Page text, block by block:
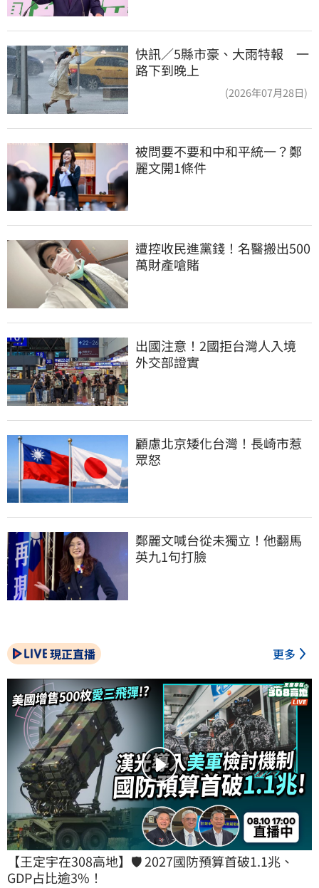
快訊／5縣市豪、大雨特報 一
路下到晚上
(2026年07月28日)
被問要不要和中和平統一？鄭
麗文開1條件
遭控收民進黨錢！名醫搬出500
萬財產嗆賭
出國注意！2國拒台灣人入境
外交部證實
顧慮北京矮化台灣！長崎市惹
眾怒
鄭麗文喊台從未獨立！他翻馬
英九1句打臉
現正直播 更多
【王定宇在308高地】🛡️ 2027國防預算首破1.1兆、
GDP占比逾3%！